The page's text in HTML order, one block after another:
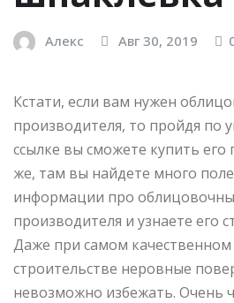
Алекс Авг 30, 2019
Кстати, если вам нужен
производителя, то пройдя по
ссылке вы сможете купить его
же, там вы найдете много
информации про
производителя и узнаете его
Даже при самом
строительстве неровные
невозможно избежать. Очень